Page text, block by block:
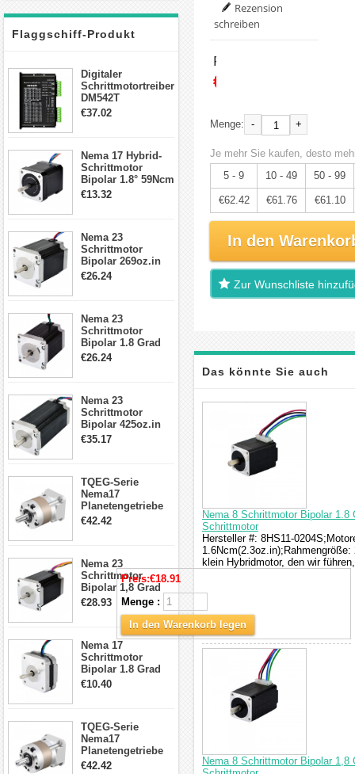
Flaggschiff-Produkt
Digitaler
Schrittmotortreiber
DM542T
Schrittmotor
Schrittmotor
€37.02
Nema 17 Hybrid-
Schrittmotor
Bipolar 1.8° 59Ncm
2A 4 Drähte mit 1m
€13.32
Nema 23
Schrittmotor
Bipolar 269oz.in
2,8A 57x57x76mm
€26.24
Nema 23
Schrittmotor
Bipolar 1.8 Grad
1.9Nm 3A 3.36V 4
€26.24
Nema 23
Schrittmotor
Bipolar 425oz.in
4.2A 57x57x114mm
€35.17
TQEG-Serie
Nema17
Planetengetriebe
5:1 Spiel 15Arc-
€42.42
Nema 23
Schrittmotor
Bipolar 1,8 Grad
2,83Nm 4 A 2,26V
CNC Hybrid-
Schrittmotor mit 8
Anschlüssen
€28.93
Nema 17
Schrittmotor
Bipolar 1.8 Grad
8.7Ncm 1A 3.5V 4
€10.40
TQEG-Serie
Nema17
Planetengetriebe
10:1 Spiel 15Arc-
€42.42
Rezension
schreiben
Preis:
€65.70
Menge: - +
Je mehr Sie kaufen, desto
5 - 9
10 - 49 50 - 99
€62.42 €61.76 €61.10
In den
Zur Wunschliste
Das könnte Sie auch
interessieren
Nema 8 Schrittmotor Bipolar 1.8
Schrittmotor
Hersteller #: 8HS11-
klein Hybridmotor, den wir
Preis:€18.91
Menge :
In den Warenkorb legen
Nema 8 Schrittmotor Bipolar